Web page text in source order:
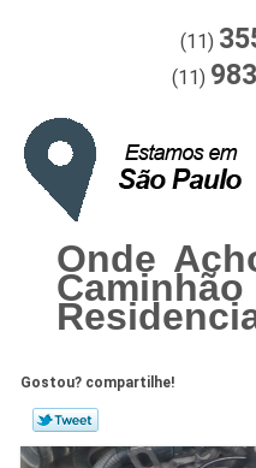
(11)
(11)
Onde
Gostou? compartilhe!